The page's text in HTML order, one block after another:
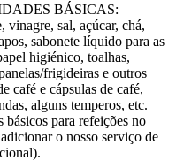
BÁSICAS:
vinagre, sal, açúcar, chá,
sabonete líquido para as
higiénico, toalhas,
frigideiras e outros
café e cápsulas de café,
alguns temperos, etc.
básicos para refeições no
o nosso serviço de